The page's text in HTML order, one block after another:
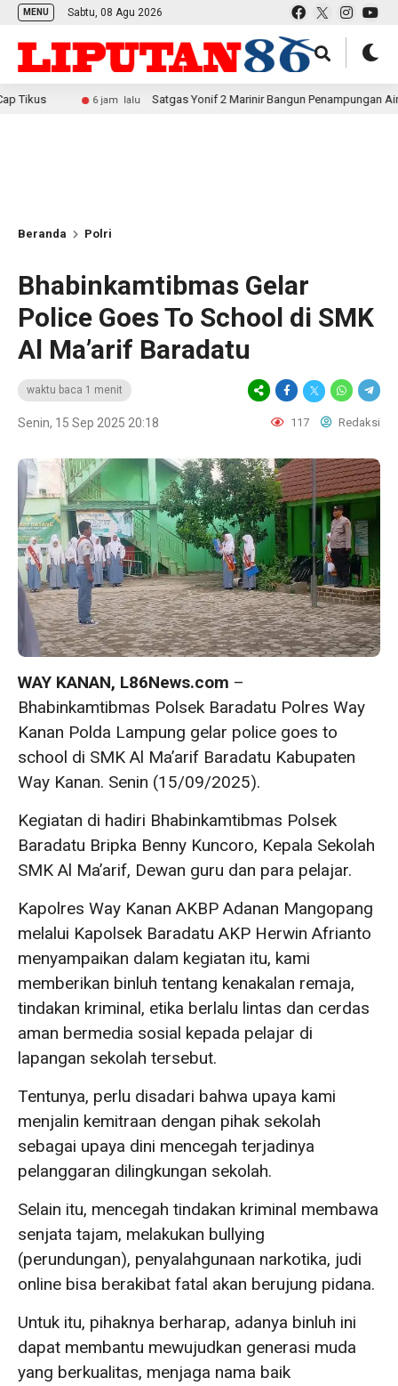
MENU Sabtu, 08 Agu 2026
6 jam lalu Satgas Yonif 2 Marinir Bangun Penampungan Air Bersama
Beranda Polri
Bhabinkamtibmas Gelar
Police Goes To School di SMK
Al Ma’arif Baradatu
waktu baca 1 menit
Senin, 15 Sep 2025 20:18 117 Redaksi
WAY KANAN, L86News.com –
Bhabinkamtibmas Polsek Baradatu Polres Way
Kanan Polda Lampung gelar police goes to
school di SMK Al Ma’arif Baradatu Kabupaten
Way Kanan. Senin (15/09/2025).
Kegiatan di hadiri Bhabinkamtibmas Polsek
Baradatu Bripka Benny Kuncoro, Kepala Sekolah
SMK Al Ma’arif, Dewan guru dan para pelajar.
Kapolres Way Kanan AKBP Adanan Mangopang
melalui Kapolsek Baradatu AKP Herwin Afrianto
menyampaikan dalam kegiatan itu, kami
memberikan binluh tentang kenakalan remaja,
tindakan kriminal, etika berlalu lintas dan cerdas
aman bermedia sosial kepada pelajar di
lapangan sekolah tersebut.
Tentunya, perlu disadari bahwa upaya kami
menjalin kemitraan dengan pihak sekolah
sebagai upaya dini mencegah terjadinya
pelanggaran dilingkungan sekolah.
Selain itu, mencegah tindakan kriminal membawa
senjata tajam, melakukan bullying
(perundungan), penyalahgunaan narkotika, judi
online bisa berakibat fatal akan berujung pidana.
Untuk itu, pihaknya berharap, adanya binluh ini
dapat membantu mewujudkan generasi muda
yang berkualitas, menjaga nama baik